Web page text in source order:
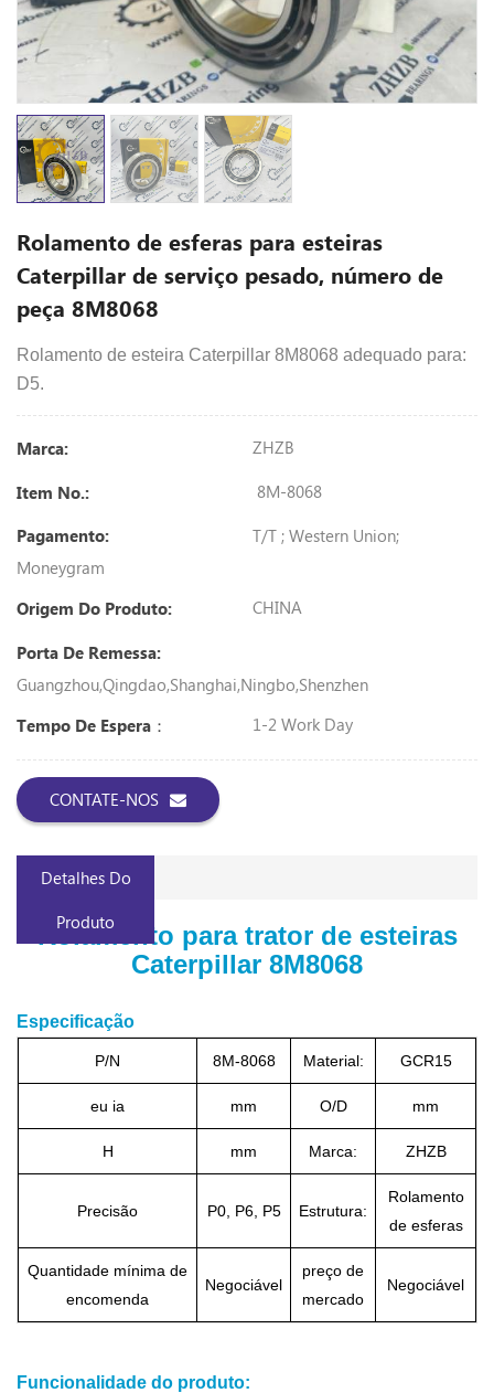
Rolamento de esferas para esteiras
Caterpillar de serviço pesado, número de
peça 8M8068
Rolamento de esteira Caterpillar 8M8068 adequado para:
D5.
Marca: ZHZB
Item No.: 8M-8068
Pagamento:
T/T ; Western Union;
Moneygram
Origem Do Produto:
CHINA
Porta De Remessa:
Guangzhou,Qingdao,Shanghai,Ningbo,Shenzhen
Tempo De Espera：
1-2 Work Day
CONTATE-NOS
Detalhes Do
Produto
Rolamento para trator de esteiras
Caterpillar 8M8068
Especificação
P/N 8M-8068 Material: GCR15
eu ia mm O/D mm
H mm Marca: ZHZB
Precisão P0, P6, P5 Estrutura:
Rolamento
de esferas
Quantidade mínima de
encomenda
Negociável
preço de
mercado
Negociável
Funcionalidade do produto: